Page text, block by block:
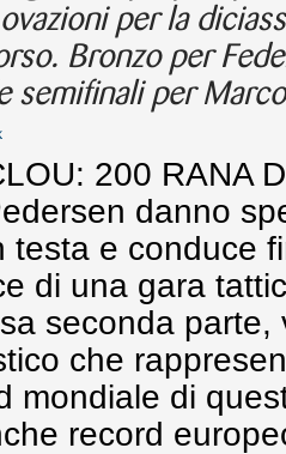
per la
Bronzo per
semifinali per
200 RANA
danno
testa e conduce
di una gara
seconda
che
mondiale di
record